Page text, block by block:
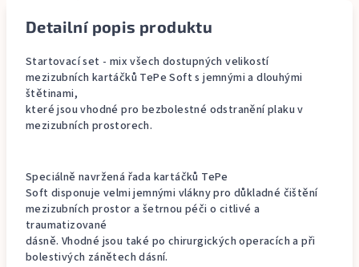
Detailní popis produktu
Startovací set - mix všech dostupných velikostí
mezizubních kartáčků TePe Soft s jemnými a dlouhými
štětinami,
které jsou vhodné pro bezbolestné odstranění plaku v
mezizubních prostorech.
Speciálně navržená řada kartáčků TePe
Soft disponuje velmi jemnými vlákny pro důkladné čištění
mezizubních prostor a šetrnou péči o citlivé a
traumatizované
dásně. Vhodné jsou také po chirurgických operacích a při
bolestivých zánětech dásní.